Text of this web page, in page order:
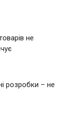
не
розробки – не